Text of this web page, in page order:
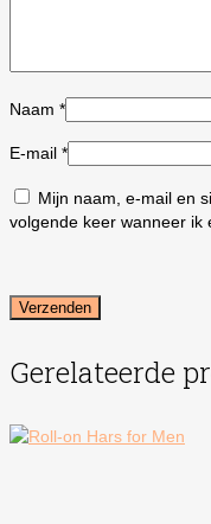
Naam *
E-mail *
Mijn naam, e-mail en
volgende keer wanneer ik
Gerelateerde